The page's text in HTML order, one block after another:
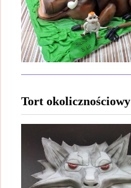
Tort okolicznościowy